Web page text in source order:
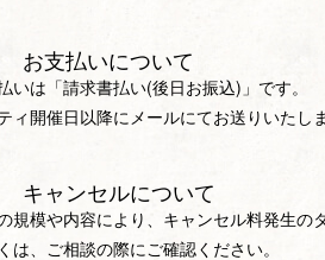
お支払いについて
いは「請求書払い(後日お振込)」です。
ィ開催日以降にメールにてお送りいたし
キャンセルについて
規模や内容により、キャンセル料発生の
は、ご相談の際にご確認ください。